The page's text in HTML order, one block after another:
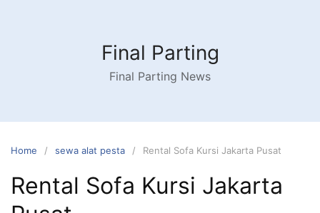
Final Parting
Final Parting News
Home sewa alat pesta Rental Sofa Kursi Jakarta Pusat
Rental Sofa Kursi Jakarta